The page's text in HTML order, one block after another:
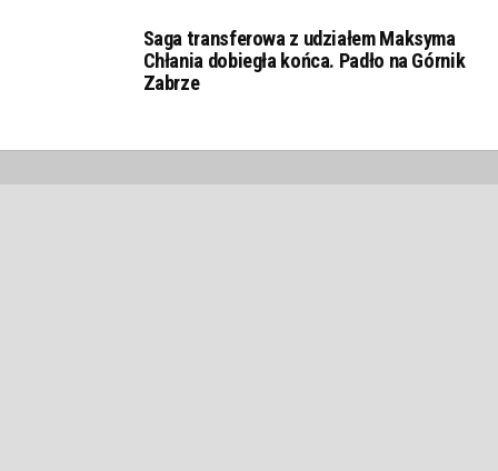
Saga transferowa z udziałem Maksyma
Chłania dobiegła końca. Padło na Górnik
Zabrze